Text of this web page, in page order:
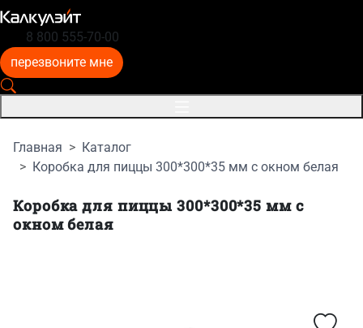
8 800 555-70-00
перезвоните мне
Главная
Каталог
Коробка для пиццы 300*300*35 мм с окном белая
Коробка для пиццы 300*300*35 мм с
окном белая